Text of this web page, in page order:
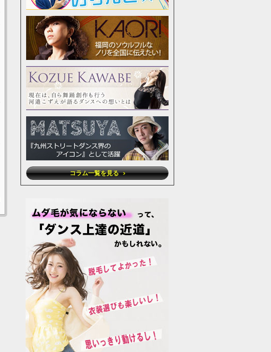
コラム一覧を見る